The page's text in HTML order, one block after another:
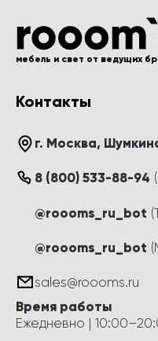
мебель и свет от ведущих
Контакты
г. Москва,
8 (800) 533-88-94 (
@roooms_ru_bot
@roooms_ru_bot
sales@roooms.ru
Время работы
Ежедневно | 10:00–